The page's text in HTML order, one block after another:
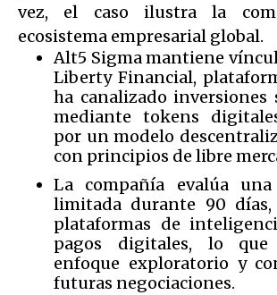
vez, el caso ilustra la
ecosistema empresarial global.
Alt5 Sigma mantiene
Liberty Financial,
ha canalizado inversiones
mediante tokens
por un modelo
con principios de libre
La compañía evalúa una
limitada durante 90
plataformas de
pagos digitales, lo
enfoque exploratorio y
futuras negociaciones.